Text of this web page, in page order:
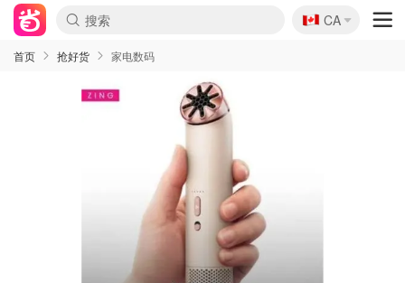
🇨🇦
CA
首页 抢好货 家电数码